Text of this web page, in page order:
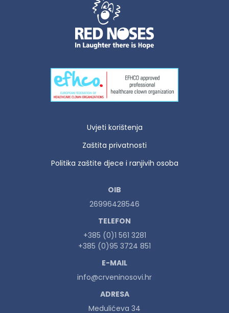
Uvjeti korištenja
Zaštita privatnosti
Politika zaštite djece i ranjivih osoba
OIB
26996428546
TELEFON
+385 (0)1 561 3281
+385 (0)95 3724 851
E-MAIL
info@crveninosovi.hr
ADRESA
Medulićeva 34